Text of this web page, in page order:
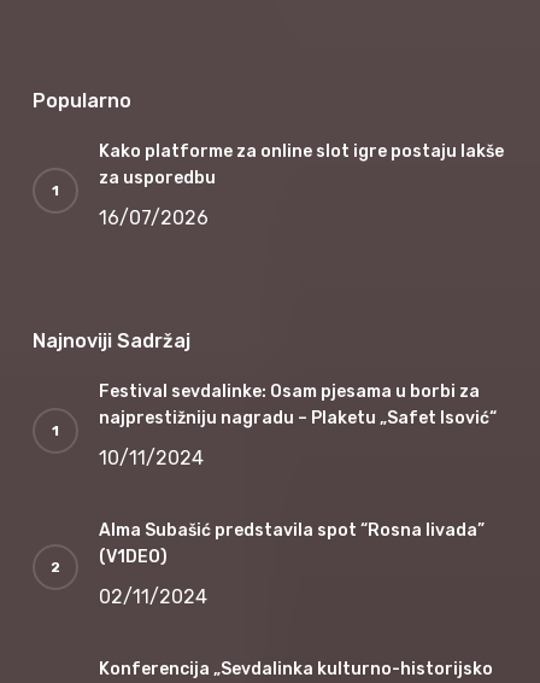
Popularno
Kako platforme za online slot igre postaju lakše
za usporedbu
16/07/2026
Najnoviji Sadržaj
Festival sevdalinke: Osam pjesama u borbi za
najprestižniju nagradu – Plaketu „Safet Isović“
10/11/2024
Alma Subašić predstavila spot “Rosna livada”
(V1DEO)
02/11/2024
Konferencija „Sevdalinka kulturno-historijsko